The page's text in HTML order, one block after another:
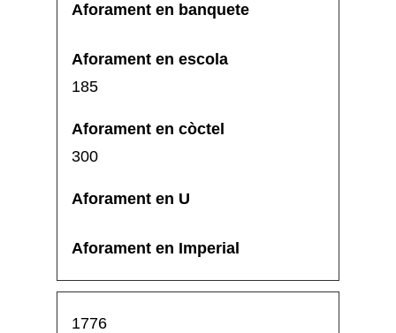
185
300
1776